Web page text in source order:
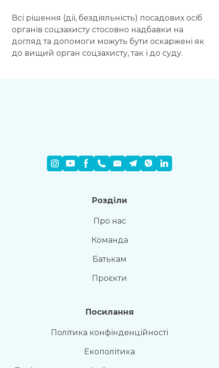
Всі рішення (дії, бездіяльність) посадових осіб
органів соцзахисту стосовно надбавки на
догляд та допомоги можуть бути оскаржені як
до вищий орган соцзахисту, так і до суду.
Розділи
Про нас
Команда
Батькам
Проєкти
Посилання
Політика конфінденційності
Екополітика